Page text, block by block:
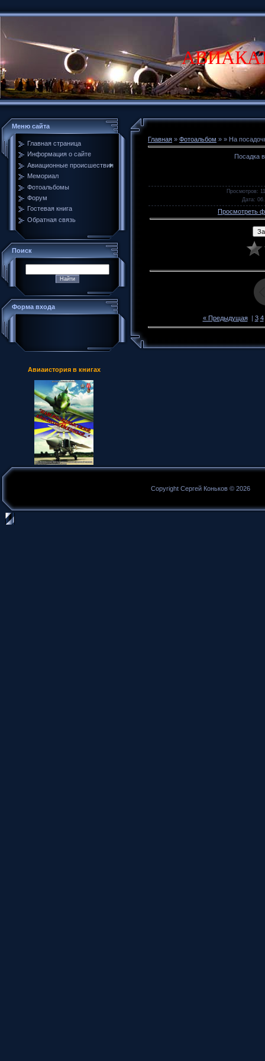
Меню сайта
Главная страница
Информация о сайте
Авиационные происшествия
Мемориал
Фотоальбомы
Форум
Гостевая книга
Обратная связь
Поиск
Форма входа
Авиаистория в книгах
Главная » Фотоальбом » » На
Посадка
Просмотров:
Дата:
Просмотреть
« Предыдущая| 3 4
Copyright Сергей Коньков © 2026